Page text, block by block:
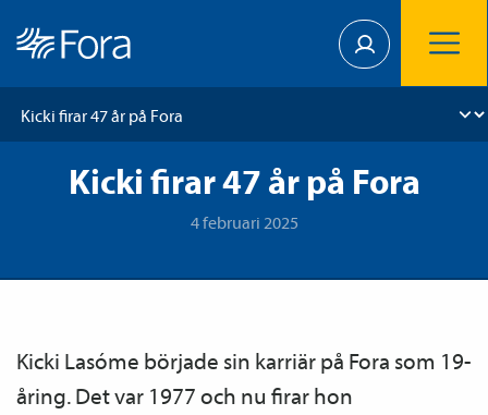
Kicki firar 47 år på Fora
4 februari 2025
Kicki Lasóme började sin karriär på Fora som 19-
åring. Det var 1977 och nu firar hon